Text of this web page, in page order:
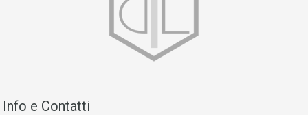
Info e Contatti